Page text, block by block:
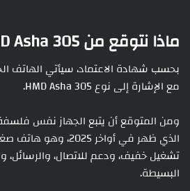
ماذا نتوقع من HMD Asha 305؟
مع الإشارة إلى نوع HMD Asha 305.
الذي ظهر في أواخر
تشغيل خفيف، ودعم للاتصال، والرسائل،
البسيطة.